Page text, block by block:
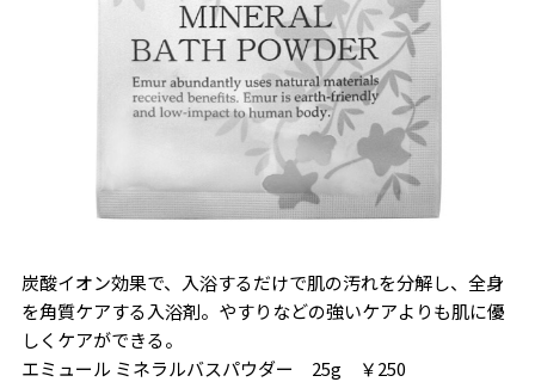
炭酸イオン効果で、入浴するだけで肌の汚れを分解し、全身
を角質ケアする入浴剤。やすりなどの強いケアよりも肌に優
しくケアができる。
エミュール ミネラルバスパウダー 25g ￥250